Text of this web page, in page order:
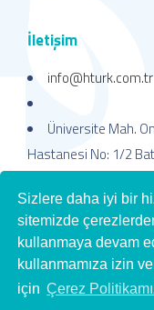
Sizlere daha iyi bir
sitemizde
kullanmaya devam
kullanmamıza izin
için Çerez
İletişim
info@hturk.com.tr
Üniversite Mah.
Hastanesi No: 1/2
Copyright © 2026. Her
ve dağıtılması